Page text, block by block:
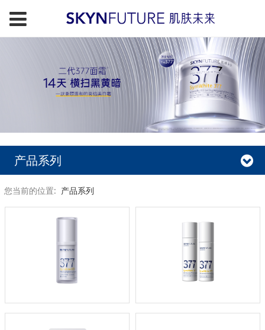
产品系列
您当前的位置: 产品系列